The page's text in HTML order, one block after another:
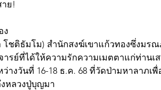
ย!
ง
ชติธัมโม) สำนักสงฆ์เขาแก้วทองซึ่งมรณ
ารย์ที่ได้ให้ความรักความเมตตาแก่ท่านเ
างวันที่ 16-18 ธ.ค. 68 ที่วัดป่ามหาลาภเ
หลวงปู่บุญมา